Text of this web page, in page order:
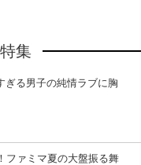
集
ぎる男子の純情ラブに胸
ファミマ夏の大盤振る舞